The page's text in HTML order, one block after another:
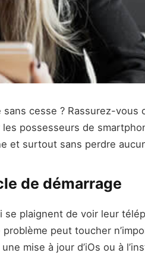
cesse ? Rassurez-vous
possesseurs de
et surtout sans perdre
de démarrage
se plaignent de voir leur
peut toucher
mise à jour d’iOs ou à